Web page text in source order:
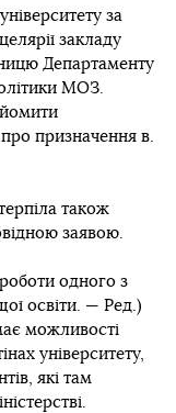
за
закладу
Департаменту
МОЗ.
про призначення в.
також
заявою.
одного з
освіти. — Ред.)
можливості
університету,
які там